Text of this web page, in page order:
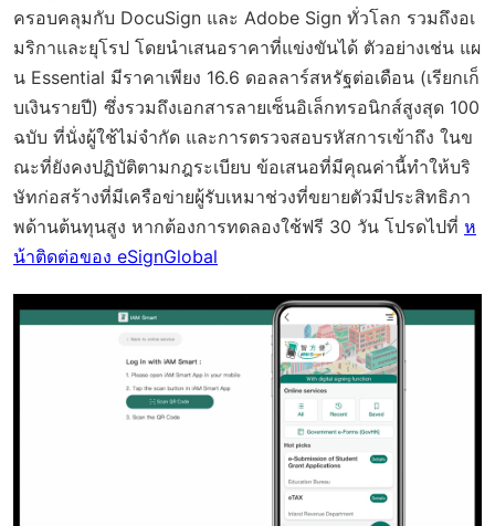
ครอบคลุมกับ DocuSign และ Adobe Sign ทั่วโลก รวมถึงอเ
มริกาและยุโรป โดยนำเสนอราคาที่แข่งขันได้ ตัวอย่างเช่น แผ
น Essential มีราคาเพียง 16.6 ดอลลาร์สหรัฐต่อเดือน (เรียกเก็
บเงินรายปี) ซึ่งรวมถึงเอกสารลายเซ็นอิเล็กทรอนิกส์สูงสุด 100
ฉบับ ที่นั่งผู้ใช้ไม่จำกัด และการตรวจสอบรหัสการเข้าถึง ในข
ณะที่ยังคงปฏิบัติตามกฎระเบียบ ข้อเสนอที่มีคุณค่านี้ทำให้บริ
ษัทก่อสร้างที่มีเครือข่ายผู้รับเหมาช่วงที่ขยายตัวมีประสิทธิภา
พด้านต้นทุนสูง หากต้องการทดลองใช้ฟรี 30 วัน โปรดไปที่ ห
น้าติดต่อของ eSignGlobal